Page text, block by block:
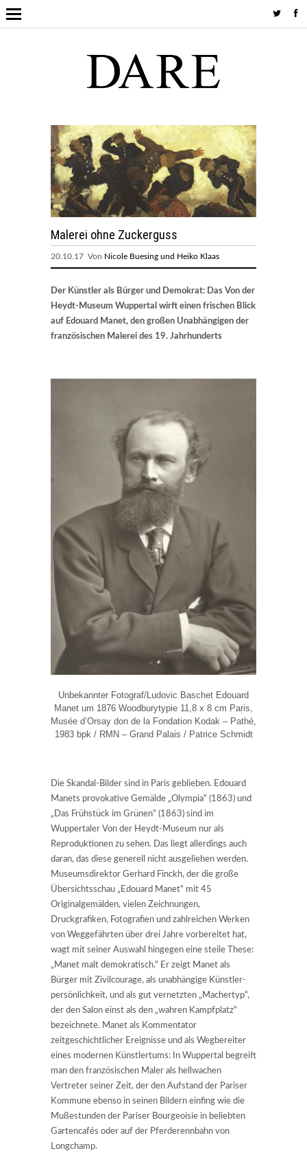
Malerei ohne Zuckerguss
20.10.17 Von Nicole Buesing und Heiko Klaas
Der Künstler als Bürger und Demokrat: Das Von der
Heydt-Museum Wuppertal wirft einen frischen Blick
auf Edouard Manet, den großen Unabhängigen der
französischen Malerei des 19. Jahrhunderts
Unbekannter Fotograf/Ludovic Baschet Edouard
Manet um 1876 Woodburytypie 11,8 x 8 cm Paris,
Musée d’Orsay don de la Fondation Kodak – Pathé,
1983 bpk / RMN – Grand Palais / Patrice Schmidt
Die Skandal-Bilder sind in Paris geblieben. Edouard
Manets provokative Gemälde „Olympia“ (1863) und
„Das Frühstück im Grünen“ (1863) sind im
Wuppertaler Von der Heydt-Museum nur als
Reproduktionen zu sehen. Das liegt allerdings auch
daran, das diese generell nicht ausgeliehen werden.
Museumsdirektor Gerhard Finckh, der die große
Übersichtsschau „Edouard Manet“ mit 45
Originalgemälden, vielen Zeichnungen,
Druckgrafiken, Fotografien und zahlreichen Werken
von Weggefährten über drei Jahre vorbereitet hat,
wagt mit seiner Auswahl hingegen eine steile These:
„Manet malt demokratisch.“ Er zeigt Manet als
Bürger mit Zivilcourage, als unabhängige Künstler-
persönlichkeit, und als gut vernetzten „Machertyp“,
der den Salon einst als den „wahren Kampfplatz“
bezeichnete. Manet als Kommentator
zeitgeschichtlicher Ereignisse und als Wegbereiter
eines modernen Künstlertums: In Wuppertal begreift
man den französischen Maler als hellwachen
Vertreter seiner Zeit, der den Aufstand der Pariser
Kommune ebenso in seinen Bildern einfing wie die
Mußestunden der Pariser Bourgeoisie in beliebten
Gartencafés oder auf der Pferderennbahn von
Longchamp.